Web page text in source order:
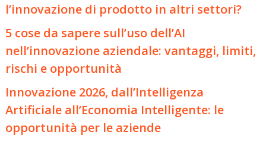
l’innovazione di prodotto in altri settori?
5 cose da sapere sull’uso dell’AI
nell’innovazione aziendale: vantaggi, limiti,
rischi e opportunità
Innovazione 2026, dall’Intelligenza
Artificiale all’Economia Intelligente: le
opportunità per le aziende